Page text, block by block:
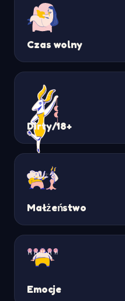
Czas wolny
Dirty/18+
Małżeństwo
Emocje